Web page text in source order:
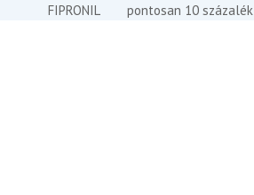
FIPRONIL
pontosan 10 százalék